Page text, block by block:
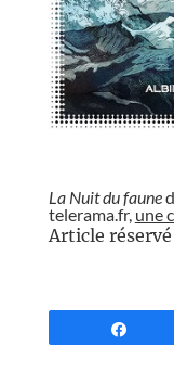
La Nuit du faune
telerama.fr, une
Article